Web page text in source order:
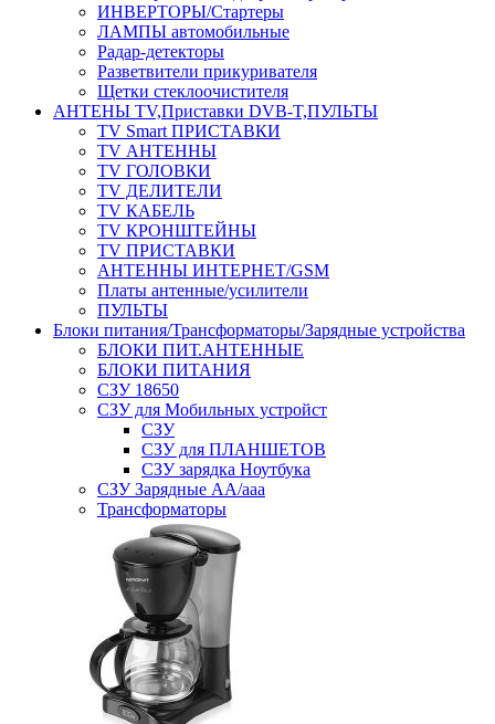
ИНВЕРТОРЫ/Стартеры
ЛАМПЫ автомобильные
Радар-детекторы
Разветвители прикуривателя
Щетки стеклоочистителя
АНТЕНЫ ТV,Приставки DVB-T,ПУЛЬТЫ
TV Smart ПРИСТАВКИ
TV АНТЕННЫ
TV ГОЛОВКИ
TV ДЕЛИТЕЛИ
TV КАБЕЛЬ
TV КРОНШТЕЙНЫ
TV ПРИСТАВКИ
АНТЕННЫ ИНТЕРНЕТ/GSM
Платы антенные/усилители
ПУЛЬТЫ
Блоки питания/Трансформаторы/Зарядные устройства
БЛОКИ ПИТ.АНТЕННЫЕ
БЛОКИ ПИТАНИЯ
СЗУ 18650
СЗУ для Мобильных устройст
СЗУ
СЗУ для ПЛАНШЕТОВ
СЗУ зарядка Ноутбука
СЗУ Зарядные АА/ааа
Трансформаторы